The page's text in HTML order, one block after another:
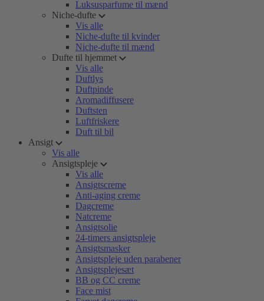
Luksusparfume til mænd
Niche-dufte
Vis alle
Niche-dufte til kvinder
Niche-dufte til mænd
Dufte til hjemmet
Vis alle
Duftlys
Duftpinde
Aromadiffusere
Duftsten
Luftfriskere
Duft til bil
Ansigt
Vis alle
Ansigtspleje
Vis alle
Ansigtscreme
Anti-aging creme
Dagcreme
Natcreme
Ansigtsolie
24-timers ansigtspleje
Ansigtsmasker
Ansigtspleje uden parabener
Ansigtsplejesæt
BB og CC creme
Face mist